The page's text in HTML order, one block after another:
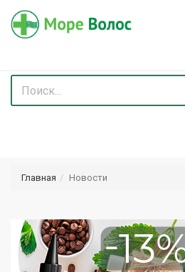
Главная Новости